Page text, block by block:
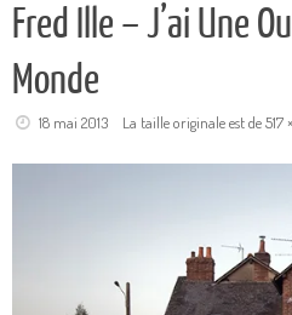
Fred Ille – J’ai Une
Monde
18 mai 2013 La taille originale est de517